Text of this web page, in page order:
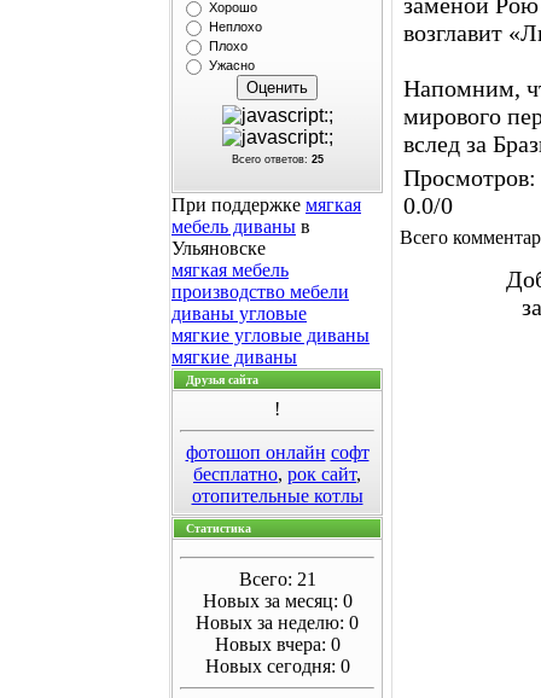
Хорошо
Неплохо
Плохо
Ужасно
Всего ответов: 25
При поддержке мягкая
мебель диваны в
Ульяновске
мягкая мебель
производство мебели
диваны угловые
мягкие угловые диваны
мягкие диваны
Друзья сайта
!
фотошоп онлайн софт
бесплатно, рок сайт,
отопительные котлы
Статистика
Всего: 21
Новых за месяц: 0
Новых за неделю: 0
Новых вчера: 0
Новых сегодня: 0
возглавит
Напомним,
мирового
вслед за
Просмотров:
0.0/0
Всего